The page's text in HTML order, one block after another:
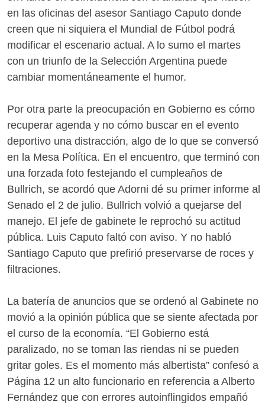
en las oficinas del asesor Santiago Caputo donde
creen que ni siquiera el Mundial de Fútbol podrá
modificar el escenario actual. A lo sumo el martes
con un triunfo de la Selección Argentina puede
cambiar momentáneamente el humor.
Por otra parte la preocupación en Gobierno es cómo
recuperar agenda y no cómo buscar en el evento
deportivo una distracción, algo de lo que se conversó
en la Mesa Política. En el encuentro, que terminó con
una forzada foto festejando el cumpleaños de
Bullrich, se acordó que Adorni dé su primer informe al
Senado el 2 de julio. Bullrich volvió a quejarse del
manejo. El jefe de gabinete le reprochó su actitud
pública. Luis Caputo faltó con aviso. Y no habló
Santiago Caputo que prefirió preservarse de roces y
filtraciones.
La batería de anuncios que se ordenó al Gabinete no
movió a la opinión pública que se siente afectada por
el curso de la economía. “El Gobierno está
paralizado, no se toman las riendas ni se pueden
gritar goles. Es el momento más albertista” confesó a
Página 12 un alto funcionario en referencia a Alberto
Fernández que con errores autoinflingidos empañó